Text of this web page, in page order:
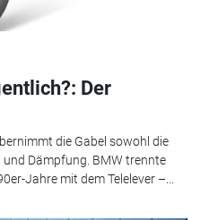
Der
die Gabel sowohl die
Dämpfung. BMW trennte
Jahre mit dem Telelever –...